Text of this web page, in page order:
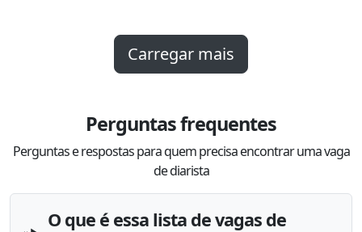
Carregar mais
Perguntas frequentes
Perguntas e respostas para quem precisa encontrar uma vaga
de diarista
O que é essa lista de vagas de